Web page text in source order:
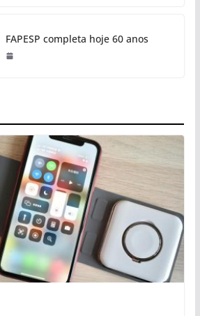
FAPESP completa hoje 60 anos